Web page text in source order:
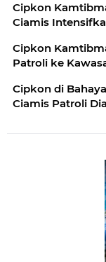
Cipkon
Ciamis
Cipkon
Patroli ke
Cipkon di
Ciamis Patroli